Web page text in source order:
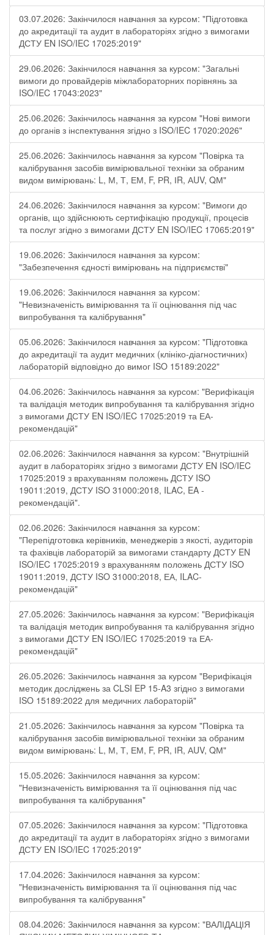
03.07.2026: Закінчилося навчання за курсом: "Підготовка
до акредитації та аудит в лабораторіях згідно з вимогами
ДСТУ EN ISO/IEC 17025:2019"
29.06.2026: Закінчилося навчання за курсом: "Загальні
вимоги до провайдерів міжлабораторних порівнянь за
ISO/IEC 17043:2023"
25.06.2026: Закінчилось навчання за курсом "Нові вимоги
до органів з інспектування згідно з ISO/IEC 17020:2026"
25.06.2026: Закінчилось навчання за курсом "Повірка та
калібрування засобів вимірювальної техніки за обраним
видом вимірювань: L, М, Т, ЕМ, F, РR, ІR, АUV, QМ"
24.06.2026: Закінчилося навчання за курсом: "Вимоги до
органів, що здійснюють сертифікацію продукції, процесів
та послуг згідно з вимогами ДСТУ EN ISO/IEC 17065:2019"
19.06.2026: Закінчилося навчання за курсом:
"Забезпечення єдності вимірювань на підприємстві"
19.06.2026: Закінчилося навчання за курсом:
"Невизначеність вимірювання та її оцінювання під час
випробування та калібрування"
05.06.2026: Закінчилося навчання за курсом: "Підготовка
до акредитації та аудит медичних (клініко-діагностичних)
лабораторій відповідно до вимог ISO 15189:2022"
04.06.2026: Закінчилось навчання за курсом: "Верифікація
та валідація методик випробування та калібрування згідно
з вимогами ДСТУ EN ISO/IEC 17025:2019 та ЕА-
рекомендацій"
02.06.2026: Закінчилося навчання за курсом: "Внутрішній
аудит в лабораторіях згідно з вимогами ДСТУ EN ISO/IEC
17025:2019 з врахуванням положень ДСТУ ISO
19011:2019, ДСТУ ISO 31000:2018, ILAC, EA -
рекомендацій".
02.06.2026: Закінчилося навчання за курсом:
"Перепідготовка керівників, менеджерів з якості, аудиторів
та фахівців лабораторій за вимогами стандарту ДСТУ EN
ISO/IEC 17025:2019 з врахуванням положень ДСТУ ISO
19011:2019, ДСТУ ISO 31000:2018, ЕА, ILAC-
рекомендацій"
27.05.2026: Закінчилось навчання за курсом: "Верифікація
та валідація методик випробування та калібрування згідно
з вимогами ДСТУ EN ISO/IEC 17025:2019 та ЕА-
рекомендацій"
26.05.2026: Закінчилось навчання за курсом "Верифікація
методик досліджень за CLSI EP 15-A3 згідно з вимогами
ISO 15189:2022 для медичних лабораторій"
21.05.2026: Закінчилось навчання за курсом "Повірка та
калібрування засобів вимірювальної техніки за обраним
видом вимірювань: L, М, Т, ЕМ, F, РR, ІR, АUV, QМ"
15.05.2026: Закінчилося навчання за курсом:
"Невизначеність вимірювання та її оцінювання під час
випробування та калібрування"
07.05.2026: Закінчилося навчання за курсом: "Підготовка
до акредитації та аудит в лабораторіях згідно з вимогами
ДСТУ EN ISO/IEC 17025:2019"
17.04.2026: Закінчилося навчання за курсом:
"Невизначеність вимірювання та її оцінювання під час
випробування та калібрування"
08.04.2026: Закінчилося навчання за курсом: "ВАЛІДАЦІЯ